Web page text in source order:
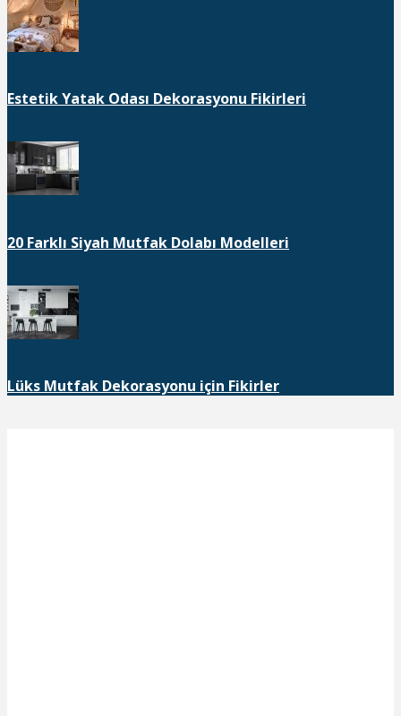
Estetik Yatak Odası Dekorasyonu Fikirleri
20 Farklı Siyah Mutfak Dolabı Modelleri
Lüks Mutfak Dekorasyonu için Fikirler